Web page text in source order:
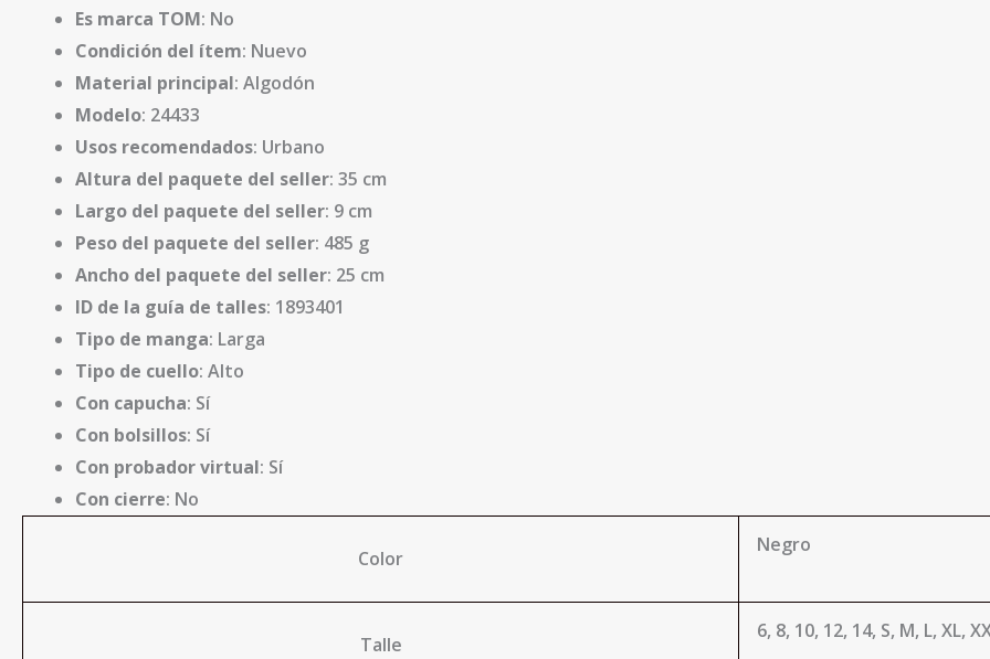
Es marca TOM: No
Condición del ítem: Nuevo
Material principal: Algodón
Modelo: 24433
Usos recomendados: Urbano
Altura del paquete del seller: 35 cm
Largo del paquete del seller: 9 cm
Peso del paquete del seller: 485 g
Ancho del paquete del seller: 25 cm
ID de la guía de talles: 1893401
Tipo de manga: Larga
Tipo de cuello: Alto
Con capucha: Sí
Con bolsillos: Sí
Con probador virtual: Sí
Con cierre: No
Color
Negro
Talle
6, 8, 10, 12, 14, S, M, L, XL,